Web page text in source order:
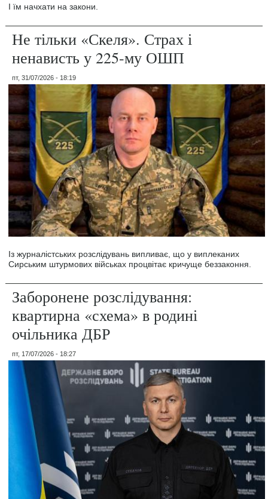
І їм начхати на закони.
Не тільки «Скеля». Страх і
ненависть у 225-му ОШП
пт, 31/07/2026 - 18:19
Із журналістських розслідувань випливає, що у виплеканих
Сирським штурмових військах процвітає кричуще беззаконня.
Заборонене розслідування:
квартирна «схема» в родині
очільника ДБР
пт, 17/07/2026 - 18:27